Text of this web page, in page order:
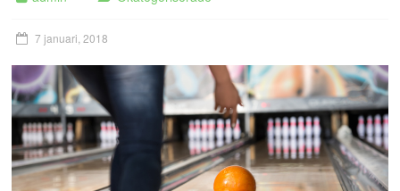
7 januari, 2018